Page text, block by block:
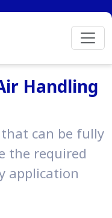
Handling
can be fully
the required
application